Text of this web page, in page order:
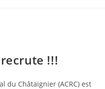
!!!
du Châtaignier (ACRC) est